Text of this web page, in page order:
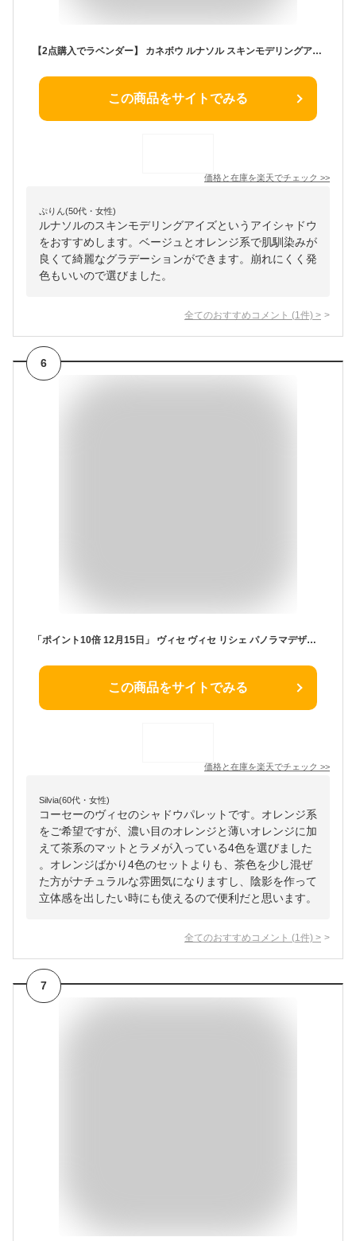
【2点購入でラベンダー】 カネボウ ルナソル スキンモデリングアイズ 【02ベージュオレンジ】[ LUNASOL ルナソル カネボウ アイシャドウ スキンモデリングアイズ シャドウ ブラウン eye shadow eyeshadow ]【 定形外 送料無料 】
この商品をサイトでみる
価格と在庫を楽天でチェック >>
ぷりん(50代・女性)
ルナソルのスキンモデリングアイズというアイシャドウ
をおすすめします。ベージュとオレンジ系で肌馴染みが
良くて綺麗なグラデーションができます。崩れにくく発
色もいいので選びました。
全てのおすすめコメント (1 件) >
6
「ポイント10倍 12月15日」 ヴィセ ヴィセ リシェ パノラマデザイン アイパレット BR-4 オレンジブラウン 無香料 5.5g アイシャドウ アットコスメ 正規品
この商品をサイトでみる
価格と在庫を楽天でチェック >>
Silvia(60代・女性)
コーセーのヴィセのシャドウパレットです。オレンジ系
をご希望ですが、濃い目のオレンジと薄いオレンジに加
えて茶系のマットとラメが入っている4色を選びました
。オレンジばかり4色のセットよりも、茶色を少し混ぜ
た方がナチュラルな雰囲気になりますし、陰影を作って
立体感を出したい時にも使えるので便利だと思います。
全てのおすすめコメント (1 件) >
7